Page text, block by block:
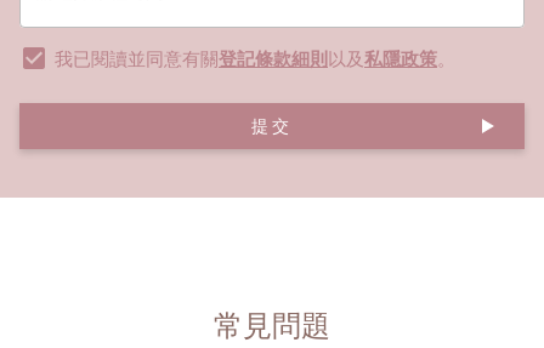
我已閱讀並同意有關登記條款細則 以及私隱政策。
提交
常見問題